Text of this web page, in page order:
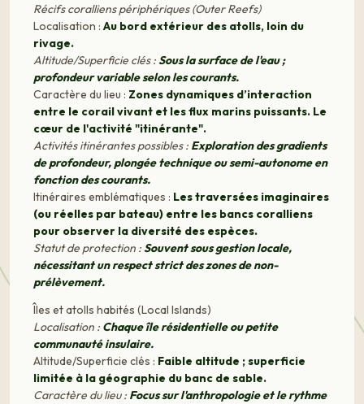
Récifs coralliens périphériques (Outer Reefs)
Localisation : Au bord extérieur des atolls, loin du
rivage.
Altitude/Superficie clés :Sous la surface de l'eau ;
profondeur variable selon les courants.
Caractère du lieu : Zones dynamiques d’interaction
entre le corail vivant et les flux marins puissants. Le
cœur de l'activité "itinérante".
Activités itinérantes possibles :Exploration des gradients
de profondeur, plongée technique ou semi-autonome en
fonction des courants.
Itinéraires emblématiques : Les traversées imaginaires
(ou réelles par bateau) entre les bancs coralliens
pour observer la diversité des espèces.
Statut de protection :Souvent sous gestion locale,
nécessitant un respect strict des zones de non-
prélèvement.
Îles et atolls habités (Local Islands)
Localisation :Chaque île résidentielle ou petite
communauté insulaire.
Altitude/Superficie clés : Faible altitude ; superficie
limitée à la géographie du banc de sable.
Caractère du lieu :Focus sur l'anthropologie et le rythme